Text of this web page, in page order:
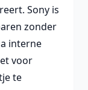
Sony is
zonder
interne
voor
te